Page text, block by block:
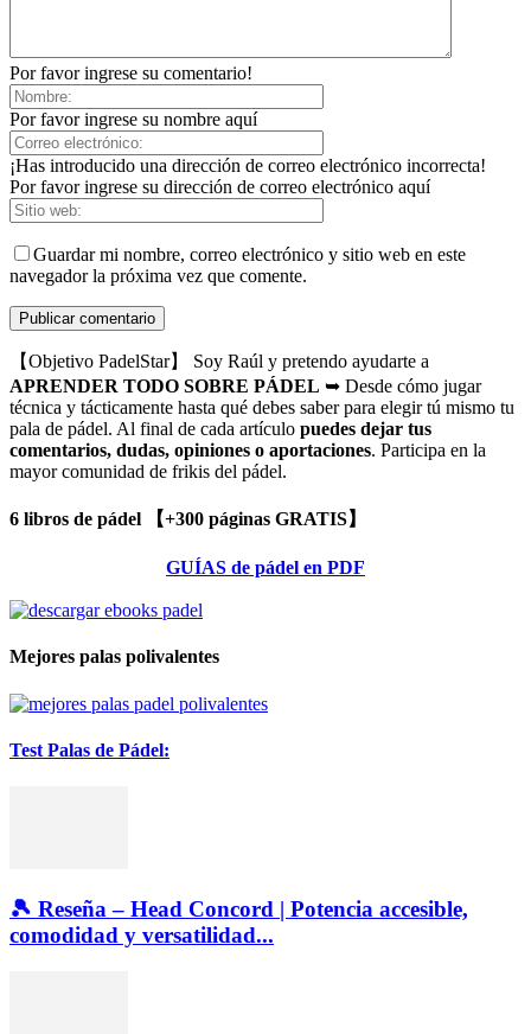
Por favor ingrese su comentario!
Por favor ingrese su nombre aquí
¡Has introducido una dirección de correo electrónico incorrecta!
Por favor ingrese su dirección de correo electrónico aquí
Guardar mi nombre, correo electrónico y sitio web en este
navegador la próxima vez que comente.
【Objetivo PadelStar】 Soy Raúl y pretendo ayudarte a
APRENDER TODO SOBRE PÁDEL ➥ Desde cómo jugar
técnica y tácticamente hasta qué debes saber para elegir tú mismo tu
pala de pádel. Al final de cada artículo puedes dejar tus
comentarios, dudas, opiniones o aportaciones. Participa en la
mayor comunidad de frikis del pádel.
6 libros de pádel 【+300 páginas GRATIS】
GUÍAS de pádel en PDF
Mejores palas polivalentes
Test Palas de Pádel:
🎾 Reseña – Head Concord | Potencia accesible,
comodidad y versatilidad...